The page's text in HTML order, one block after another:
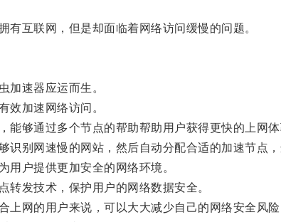
互联网，但是却面临着网络访问缓慢的问题。
速器应运而生。
加速网络访问。
够通过多个节点的帮助帮助用户获得更快的上网体
别网速慢的网站，然后自动分配合适的加速节点
户提供更加安全的网络环境。
发技术，保护用户的网络数据安全。
网的用户来说，可以大大减少自己的网络安全风险